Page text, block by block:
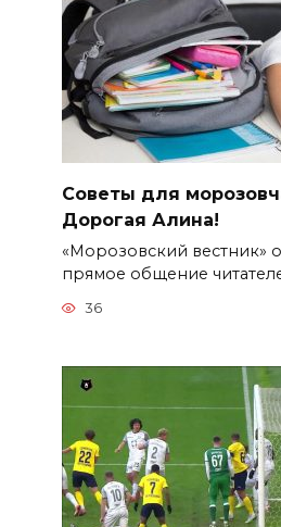
Советы для
Дорогая Алина!
«Морозовский вестник»
прямое общение
36